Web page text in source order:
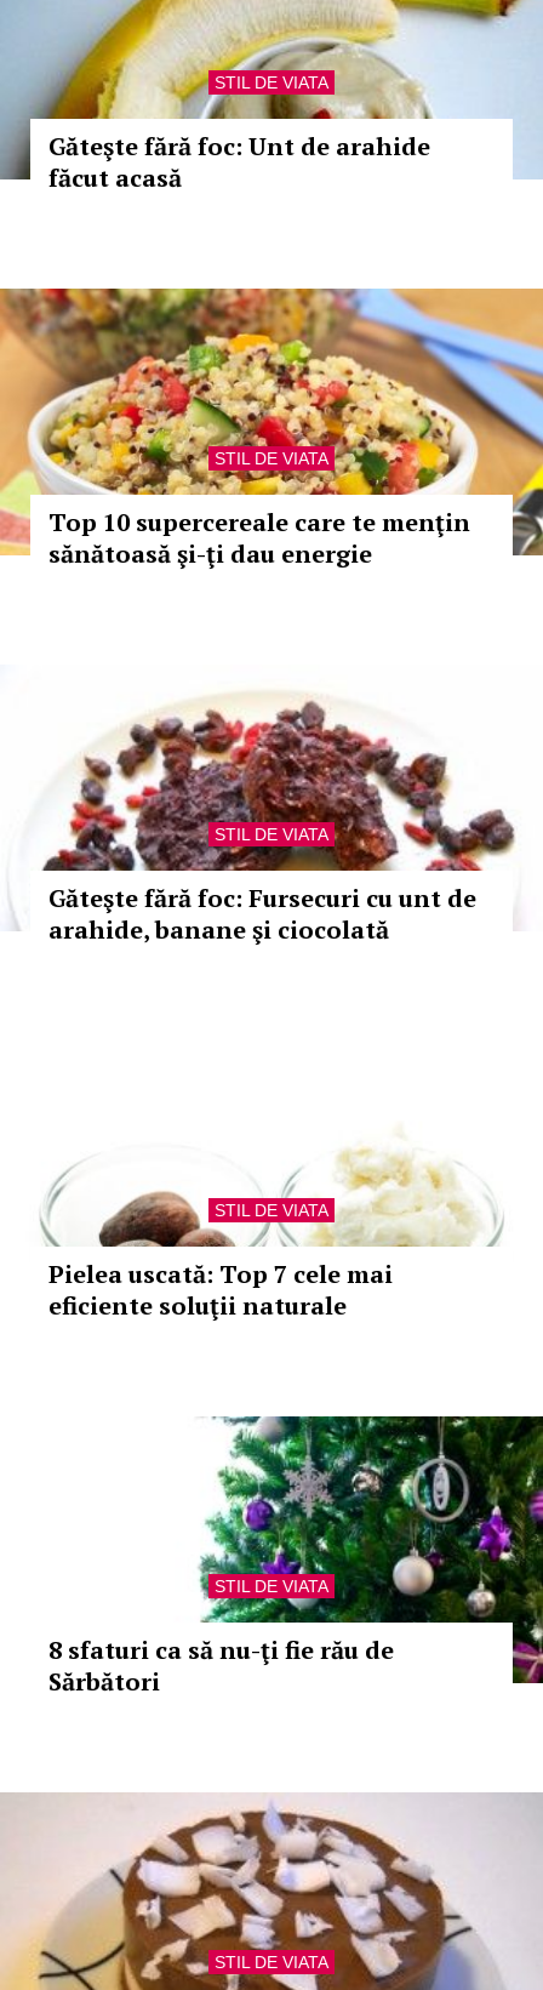
STIL DE VIATA
Găteşte fără foc: Unt de arahide
făcut acasă
STIL DE VIATA
Top 10 supercereale care te menţin
sănătoasă şi-ţi dau energie
STIL DE VIATA
Găteşte fără foc: Fursecuri cu unt de
arahide, banane şi ciocolată
STIL DE VIATA
Pielea uscată: Top 7 cele mai
eficiente soluţii naturale
STIL DE VIATA
8 sfaturi ca să nu-ţi fie rău de
Sărbători
STIL DE VIATA